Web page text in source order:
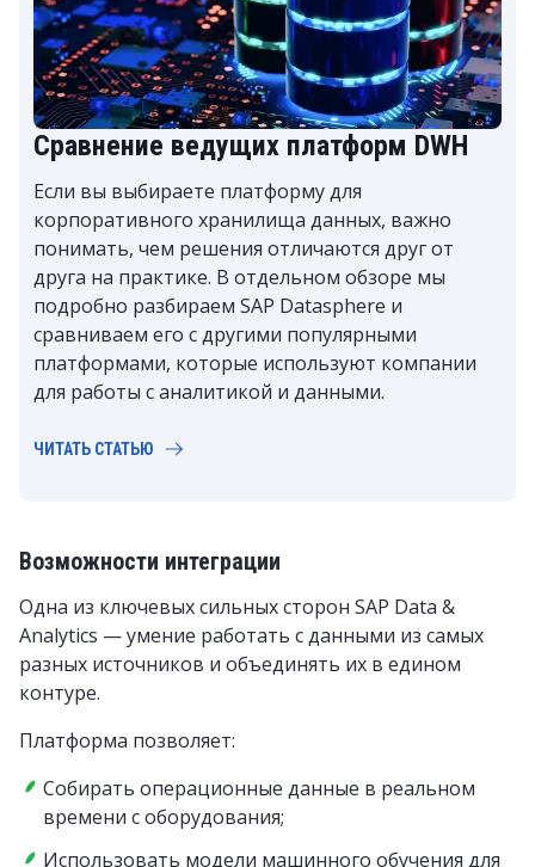
Сравнение ведущих платформ DWH
Если вы выбираете платформу для
корпоративного хранилища данных, важно
понимать, чем решения отличаются друг от
друга на практике. В отдельном обзоре мы
подробно разбираем SAP Datasphere и
сравниваем его с другими популярными
платформами, которые используют компании
для работы с аналитикой и данными.
ЧИТАТЬ СТАТЬЮ
Возможности интеграции
Одна из ключевых сильных сторон SAP Data &
Analytics — умение работать с данными из самых
разных источников и объединять их в едином
контуре.
Платформа позволяет:
Собирать операционные данные в реальном
времени с оборудования;
Использовать модели машинного обучения для